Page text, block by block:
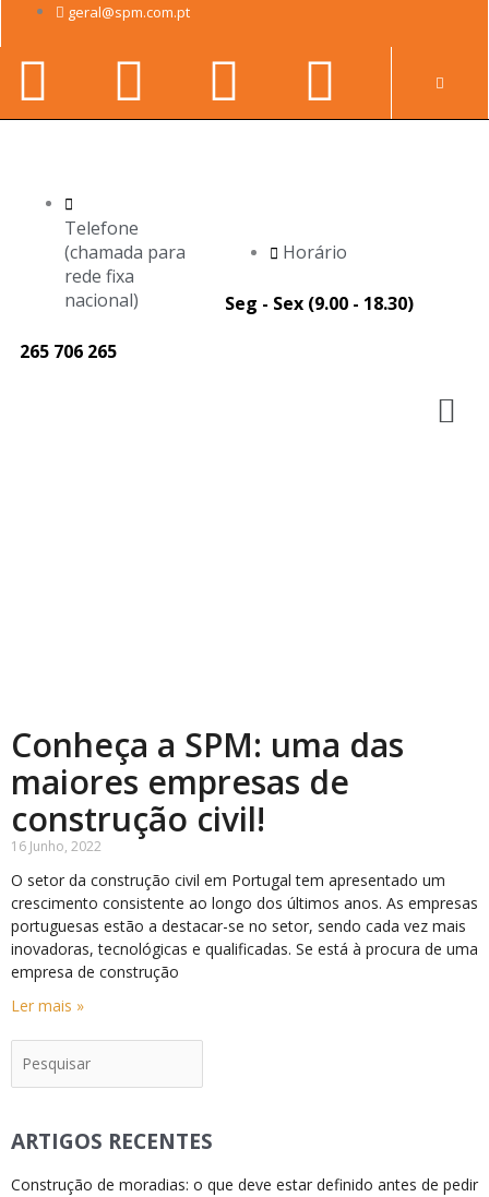
content
geral@spm.com.pt
Facebook-
f
Youtube
Linkedin-
in
Telefone
(chamada para
rede fixa
nacional)
265 706 265
Horário
Seg - Sex (9.00 - 18.30)
Conheça a SPM: uma das
maiores empresas de
construção civil!
16 Junho, 2022
O setor da construção civil em Portugal tem apresentado um
crescimento consistente ao longo dos últimos anos. As empresas
portuguesas estão a destacar-se no setor, sendo cada vez mais
inovadoras, tecnológicas e qualificadas. Se está à procura de uma
empresa de construção
Ler mais »
ARTIGOS RECENTES
Construção de moradias: o que deve estar definido antes de pedir